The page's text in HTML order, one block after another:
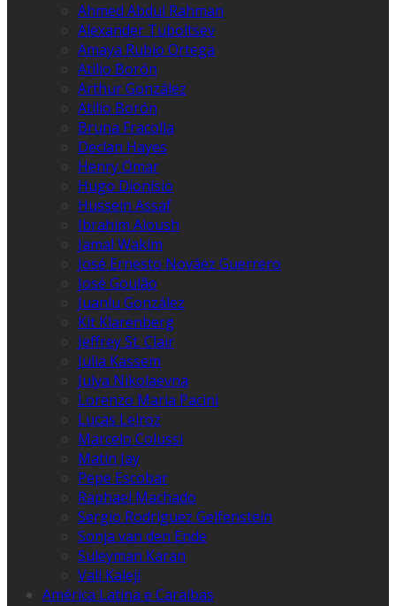
Ahmed Abdul Rahman
Alexander Tuboltsev
Amaya Rubio Ortega
Atilio Borón
Arthur González
Atilio Borón
Bruna Fracolla
Declan Hayes
Henry Omar
Hugo Dionísio
Hussein Assaf
Ibrahim Aloush
Jamal Wakim
José Ernesto Nováez Guerrero
José Goulão
Juanlu González
Kit Klarenberg
Jeffrey St. Clair
Julia Kassem
Julya Nikolaevna
Lorenzo Maria Pacini
Lucas Leiroz
Marcelo Colussi
Matin Jay
Pepe Escobar
Raphael Machado
Sergio Rodríguez Gelfenstein
Sonja van den Ende
Suleyman Karan
Vali Kaleji
América Latina e Caraíbas